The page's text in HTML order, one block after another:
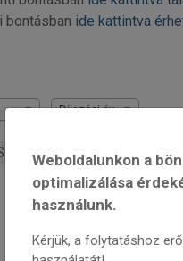
bontásban ide kattintva
Díjazási év
Sz T V
Weboldalunkon a
optimalizálása
használunk.
Kérjük, a folytatáshoz